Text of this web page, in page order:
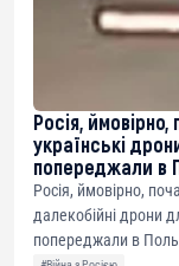
Росія,
українські
попереджали в
Росія, ймовірно,
далекобійні дрони
попереджали в